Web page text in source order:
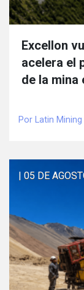
Excellon
acelera el
de la mina
Por Latin Mining
| 05 DE